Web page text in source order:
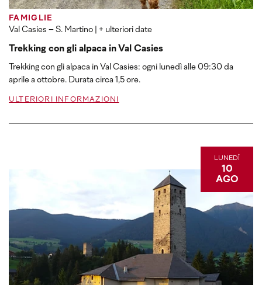
FAMIGLIE
Val Casies – S. Martino | + ulteriori date
Trekking con gli alpaca in Val Casies
Trekking con gli alpaca in Val Casies: ogni lunedì alle 09:30 da
aprile a ottobre. Durata circa 1,5 ore.
ULTERIORI INFORMAZIONI
LUNEDÌ
10
AGO